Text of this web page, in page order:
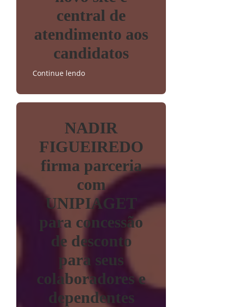
central de
atendimento aos
candidatos
Continue lendo
NADIR
FIGUEIREDO
firma parceria
com
UNIPIAGET
para concessão
de desconto
para seus
colaboradores e
dependentes